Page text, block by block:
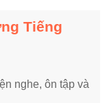
Tiếng
nghe, ôn tập và